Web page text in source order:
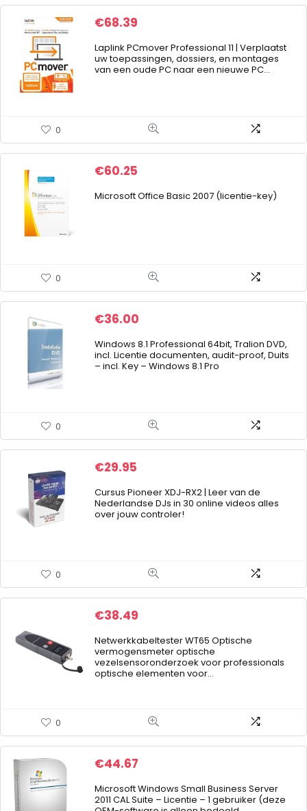
€68.39
Laplink PCmover Professional 11 | Verplaatst
uw toepassingen, dossiers, en montages
van een oude PC naar een nieuwe PC…
0
€60.25
Microsoft Office Basic 2007 (licentie-key)
0
€36.00
Windows 8.1 Professional 64bit, Tralion DVD,
incl. Licentie documenten, audit-proof, Duits
– incl. Key – Windows 8.1 Pro
0
€29.95
Cursus Pioneer XDJ-RX2 | Leer van de
Nederlandse DJs in 30 online videos alles
over jouw controler!
0
€38.49
Netwerkkabeltester WT65 Optische
vermogensmeter optische
vezelsensoronderzoek voor professionals
optische elementen voor…
0
€44.67
Microsoft Windows Small Business Server
2011 CAL Suite – Licentie – 1 gebruiker (deze